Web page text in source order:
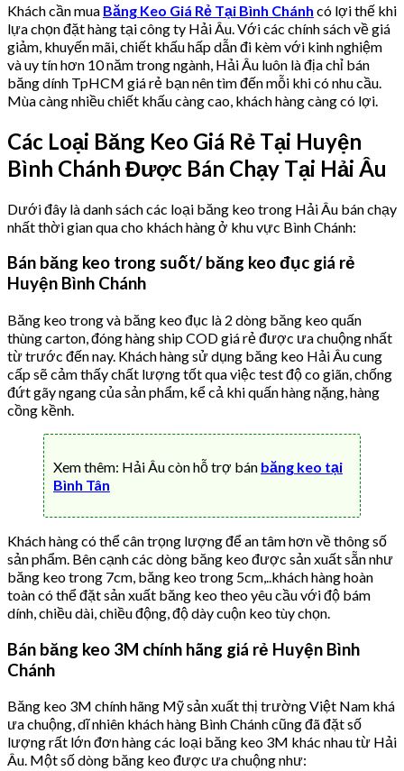
Khách cần mua Băng Keo Giá Rẻ Tại Bình Chánh có lợi thế khi
lựa chọn đặt hàng tại công ty Hải Âu. Với các chính sách về giá
giảm, khuyến mãi, chiết khấu hấp dẫn đi kèm với kinh nghiệm
và uy tín hơn 10 năm trong ngành, Hải Âu luôn là địa chỉ bán
băng dính TpHCM giá rẻ bạn nên tìm đến mỗi khi có nhu cầu.
Mùa càng nhiều chiết khấu càng cao, khách hàng càng có lợi.
Các Loại Băng Keo Giá Rẻ Tại Huyện
Bình Chánh Được Bán Chạy Tại Hải Âu
Dưới đây là danh sách các loại băng keo trong Hải Âu bán chạy
nhất thời gian qua cho khách hàng ở khu vực Bình Chánh:
Bán băng keo trong suốt/ băng keo đục giá rẻ
Huyện Bình Chánh
Băng keo trong và băng keo đục là 2 dòng băng keo quấn
thùng carton, đóng hàng ship COD giá rẻ được ưa chuộng nhất
từ trước đến nay. Khách hàng sử dụng băng keo Hải Âu cung
cấp sẽ cảm thấy chất lượng tốt qua việc test độ co giãn, chống
đứt gãy ngang của sản phẩm, kể cả khi quấn hàng nặng, hàng
cồng kềnh.
Xem thêm: Hải Âu còn hỗ trợ bán băng keo tại
Bình Tân
Khách hàng có thể cân trọng lượng để an tâm hơn về thông số
sản phẩm. Bên cạnh các dòng băng keo được sản xuất sẵn như
băng keo trong 7cm, băng keo trong 5cm,..khách hàng hoàn
toàn có thể đặt sản xuất băng keo theo yêu cầu với độ bám
dính, chiều dài, chiều động, độ dày cuộn keo tùy chọn.
Bán băng keo 3M chính hãng giá rẻ Huyện Bình
Chánh
Băng keo 3M chính hãng Mỹ sản xuất thị trường Việt Nam khá
ưa chuộng, dĩ nhiên khách hàng Bình Chánh cũng đã đặt số
lượng rất lớn đơn hàng các loại băng keo 3M khác nhau từ Hải
Âu. Một số dòng băng keo được ưa chuộng như: